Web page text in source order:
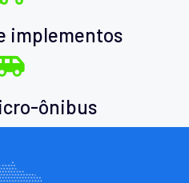
implementos
ônibus